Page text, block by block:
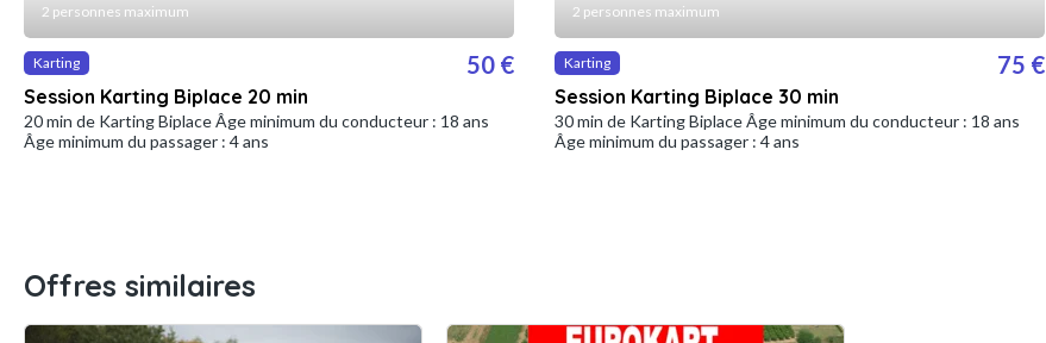
2 personnes maximum
Karting
Session Karting Biplace 20 min
50 €
20 min de Karting Biplace Âge minimum du conducteur : 18 ans
Âge minimum du passager : 4 ans
2 personnes maximum
Karting
Session Karting Biplace 30 min
75 €
30 min de Karting Biplace Âge minimum du conducteur : 18 ans
Âge minimum du passager : 4 ans
Offres similaires